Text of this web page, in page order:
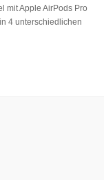
mit Apple AirPods Pro
4 unterschiedlichen